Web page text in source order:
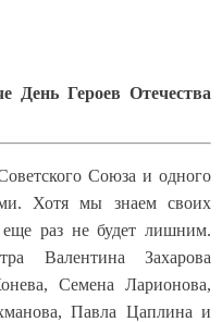
День Героев Отечества
Союза и одного
Хотя мы знаем своих
еще раз не будет лишним.
Валентина Захарова
Семена Ларионова,
Павла Цаплина и